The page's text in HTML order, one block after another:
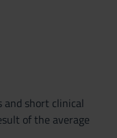
and short clinical
of the average